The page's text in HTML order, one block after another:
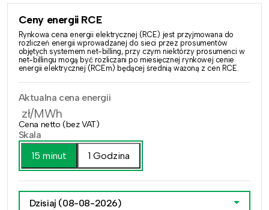
Ceny energii RCE
Rynkowa cena energii elektrycznej (RCE) jest przyjmowana do
rozliczeń energii wprowadzanej do sieci przez prosumentów
objętych systemem net-billing, przy czym niektórzy prosumenci w
net-billingu mogą być rozliczani po miesięcznej rynkowej cenie
energii elektrycznej (RCEm) będącej średnią ważoną z cen RCE.
Aktualna cena energii
zł/MWh
Cena netto (bez VAT)
Skala
15 minut
1 Godzina
Dzisiaj (08-08-2026)